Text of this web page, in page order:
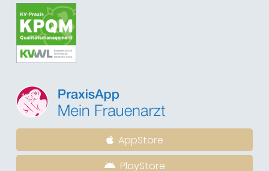
AppStore
PlayStore